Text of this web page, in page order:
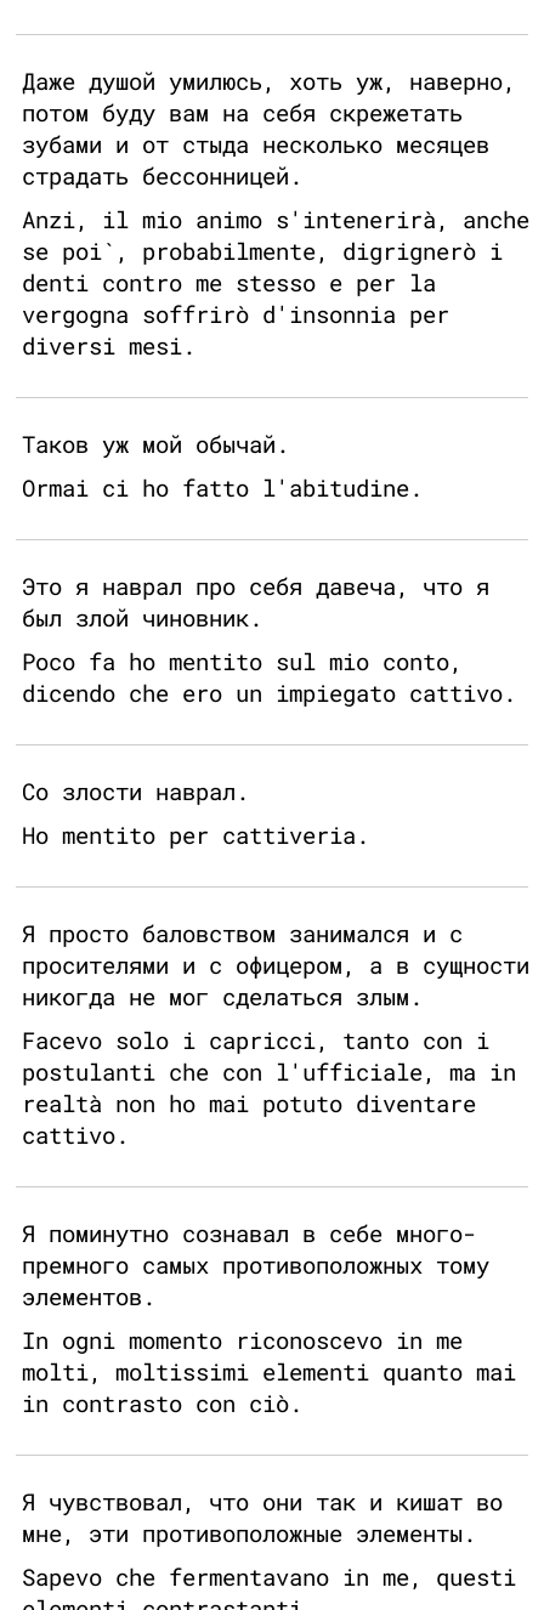
Даже душой умилюсь, хоть уж, наверно,
потом буду вам на себя скрежетать
зубами и от стыда несколько месяцев
страдать бессонницей.
Anzi, il mio animo s'intenerirà, anche
se poi`, probabilmente, digrignerò i
denti contro me stesso e per la
vergogna soffrirò d'insonnia per
diversi mesi.
Таков уж мой обычай.
Ormai ci ho fatto l'abitudine.
Это я наврал про себя давеча, что я
был злой чиновник.
Poco fa ho mentito sul mio conto,
dicendo che ero un impiegato cattivo.
Со злости наврал.
Ho mentito per cattiveria.
Я просто баловством занимался и с
просителями и с офицером, а в сущности
никогда не мог сделаться злым.
Facevo solo i capricci, tanto con i
postulanti che con l'ufficiale, ma in
realtà non ho mai potuto diventare
cattivo.
Я поминутно сознавал в себе много-
премного самых противоположных тому
элементов.
In ogni momento riconoscevo in me
molti, moltissimi elementi quanto mai
in contrasto con ciò.
Я чувствовал, что они так и кишат во
мне, эти противоположные элементы.
Sapevo che fermentavano in me, questi